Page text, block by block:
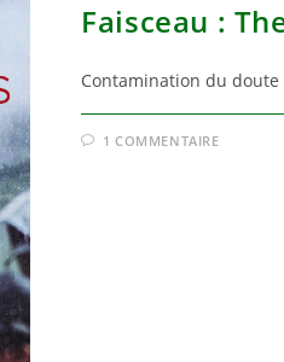
Faisceau :
Contamination du doute
1 COMMENTAIRE